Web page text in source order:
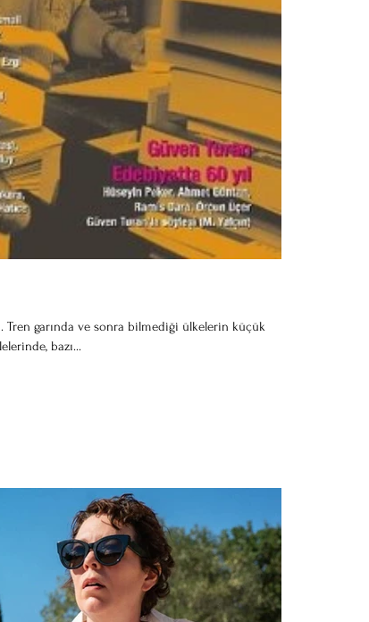
Tren garında ve sonra bilmediği ülkelerin küçük
bazı...